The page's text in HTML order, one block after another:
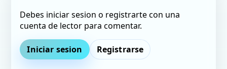
Debes iniciar sesion o registrarte con una
cuenta de lector para comentar.
Iniciar sesion Registrarse